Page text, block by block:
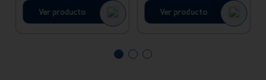
Ver producto Ver producto